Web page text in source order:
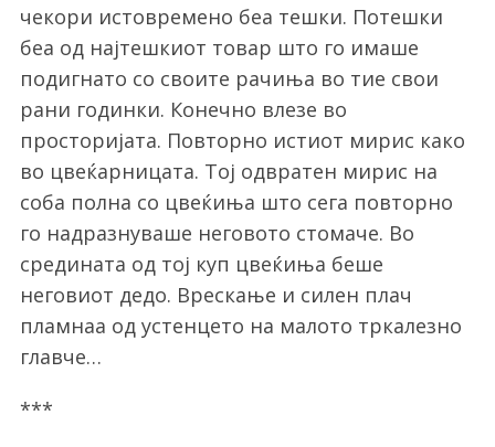
чекори истовремено беа тешки. Потешки
беа од најтешкиот товар што го имаше
подигнато со своите рачиња во тие свои
рани годинки. Конечно влезе во
просторијата. Повторно истиот мирис како
во цвеќарницата. Тој одвратен мирис на
соба полна со цвеќиња што сега повторно
го надразнуваше неговото стомаче. Во
средината од тој куп цвеќиња беше
неговиот дедо. Врескање и силен плач
пламнаа од устенцето на малото тркалезно
главче…
***